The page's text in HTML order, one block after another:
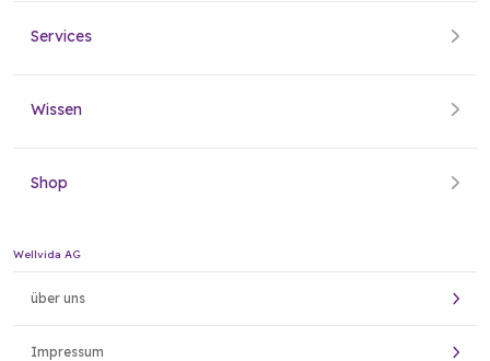
Services
Wissen
Shop
Wellvida AG
über uns
Impressum